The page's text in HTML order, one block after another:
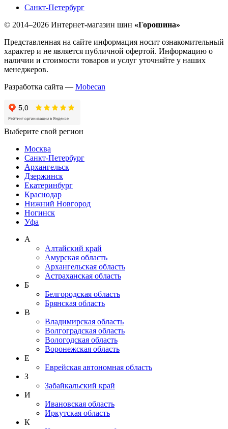
Санкт-Петербург
© 2014–2026 Интернет-магазин шин «Горошина»
Представленная на сайте информация носит ознакомительный
характер и не является публичной офертой. Информацию о
наличии и стоимости товаров и услуг уточняйте у наших
менеджеров.
Разработка сайта — Mobecan
Выберите свой регион
Москва
Санкт-Петербург
Архангельск
Дзержинск
Екатеринбург
Краснодар
Нижний Новгород
Ногинск
Уфа
А
Алтайский край
Амурская область
Архангельская область
Астраханская область
Б
Белгородская область
Брянская область
В
Владимирская область
Волгоградская область
Вологодская область
Воронежская область
Е
Еврейская автономная область
З
Забайкальский край
И
Ивановская область
Иркутская область
К